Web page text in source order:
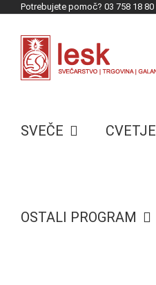
content
Potrebujete pomoč? 03 758 18 80
SVEČE CVETJE
OSTALI PROGRAM